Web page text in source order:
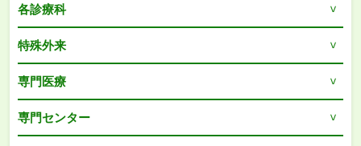
各診療科
特殊外来
専門医療
専門センター